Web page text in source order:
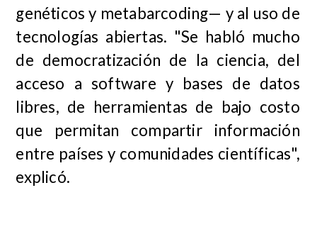
genéticos y metabarcoding— y al uso de
tecnologías abiertas. "Se habló mucho
de democratización de la ciencia, del
acceso a software y bases de datos
libres, de herramientas de bajo costo
que permitan compartir información
entre países y comunidades científicas",
explicó.